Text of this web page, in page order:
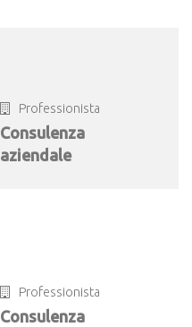
Professionista
Consulenza
aziendale
Professionista
Consulenza